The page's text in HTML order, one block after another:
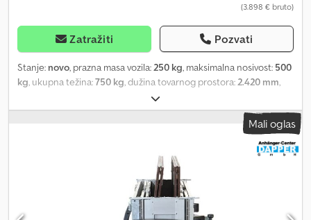
(3.898 € bruto)
Zatražiti Pozvati
Stanje: novo, prazna masa vozila: 250 kg, maksimalna nosivost: 500
kg , ukupna težina:750 kg , dužina tovarnog prostora: 2.420 mm
1.240 mm
mm, zapremina tovarnog prostora:0,9 m³, boja:ostalo,
, Proizvođač:
Faltos Tip: Niska prikolica, aluminijumska Model: Faltos Pureline
Dozvoljena ukupna masa: 750 kg Nosivost: 500 kg Sopstvena
težina: 250 kg Dimenzije sanduka: 2420 x 1240 x 300 mm Sa
ceradom svetlo sive boje i nosačima, visina 130 cm Visina prikolice:
oko 185 cm Okvir za ceradu se može rastaviti i skinuti. Prikolica se
ne može sklopiti kada je postavljena visoka cerada. Gume: 13 inča
Mali oglas